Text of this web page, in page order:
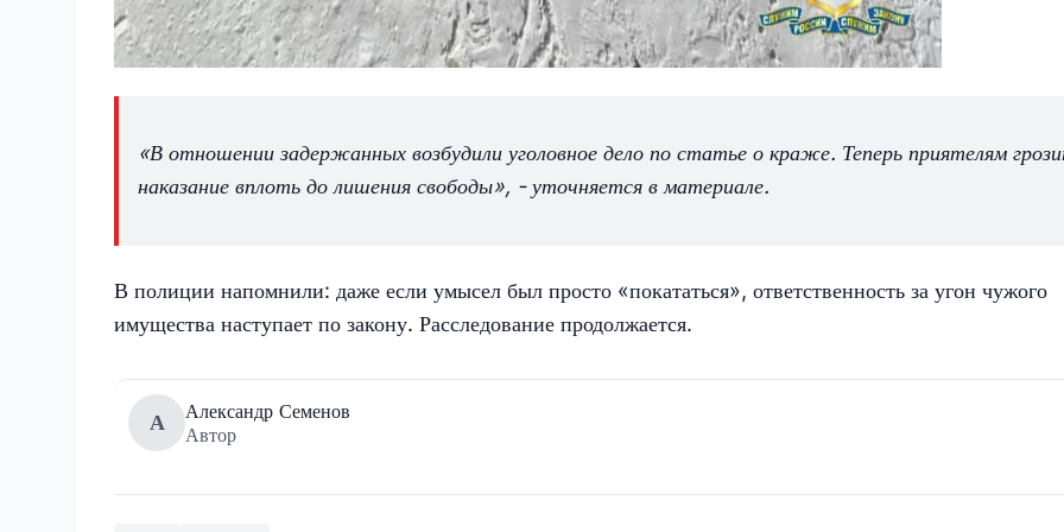
«В отношении задержанных возбудили уголовное дело по статье о краже. Теперь приятелям
наказание вплоть до лишения свободы», - уточняется в материале.
В полиции напомнили: даже если умысел был просто «покататься», ответственность за угон чужого
имущества наступает по закону. Расследование продолжается.
А
Александр Семенов
Автор